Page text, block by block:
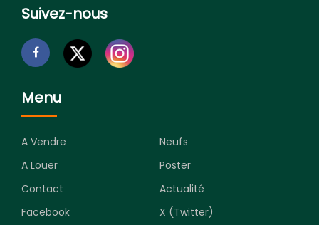
Suivez-nous
Menu
A Vendre
Neufs
A Louer
Poster
Contact
Actualité
Facebook
X (Twitter)